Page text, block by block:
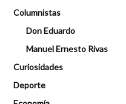
Columnistas
Don Eduardo
Manuel Ernesto Rivas
Curiosidades
Deporte